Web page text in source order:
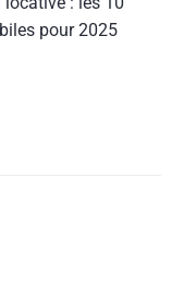
pour 2025